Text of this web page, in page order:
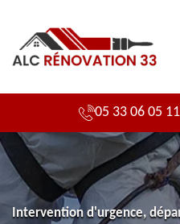
05 33 06 05 11
Intervention d'urgence,